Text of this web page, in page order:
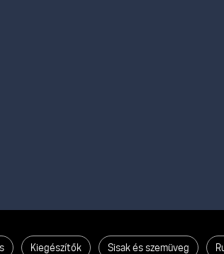
Kiegészítők Sisak és szemüveg